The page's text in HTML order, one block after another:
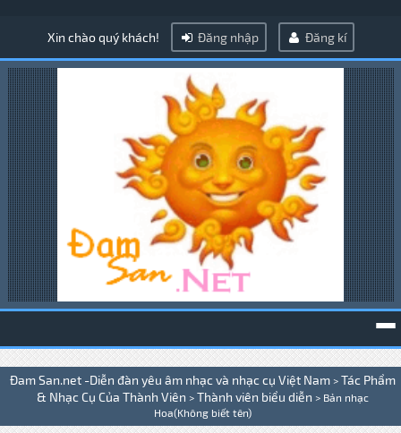
Xin chào quý khách! Đăng nhập Đăng kí
Đam San.net -Diễn đàn yêu âm nhạc và nhạc cụ Việt Nam > Tác Phẩm
& Nhạc Cụ Của Thành Viên > Thành viên biểu diễn > Bản nhạc
Hoa(Không biết tên)